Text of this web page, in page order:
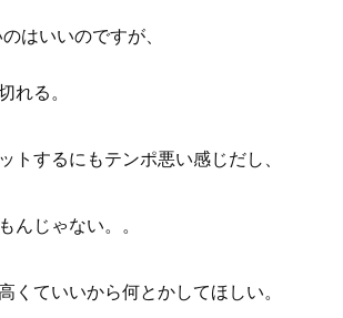
はいいのですが、
れる。
トするにもテンポ悪い感じだし、
んじゃない。。
くていいから何とかしてほしい。